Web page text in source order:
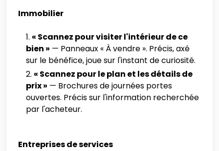
Immobilier
« Scannez pour visiter l'intérieur de ce
bien » — Panneaux « À vendre ». Précis, axé
sur le bénéfice, joue sur l'instant de curiosité.
« Scannez pour le plan et les détails de
prix » — Brochures de journées portes
ouvertes. Précis sur l'information recherchée
par l'acheteur.
Entreprises de services